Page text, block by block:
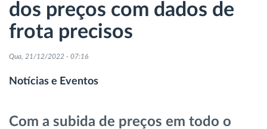
Monitorização dos tempos de condução
Gestão de tarefas
Descarga remota de tacógrafo
Controlo de acesso
dos preços com dados de
frota precisos
Qua, 21/12/2022 - 07:16
Notícias e Eventos
Com a subida de preços em todo o